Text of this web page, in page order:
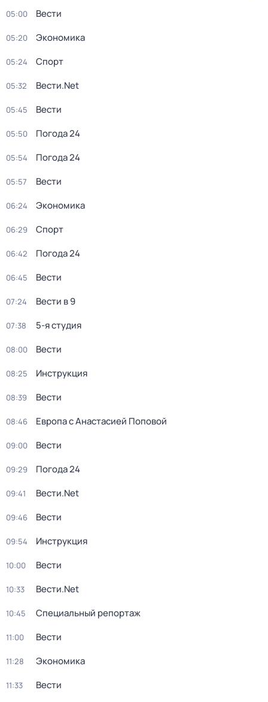
05:00 Вести
05:20 Экономика
05:24 Спорт
05:32 Вести.Net
05:45 Вести
05:50 Погода 24
05:54 Погода 24
05:57 Вести
06:24 Экономика
06:29 Спорт
06:42 Погода 24
06:45 Вести
07:24 Вести в 9
07:38 5-я студия
08:00 Вести
08:25 Инструкция
08:39 Вести
08:46 Европа с Анастасией Поповой
09:00 Вести
09:29 Погода 24
09:41 Вести.Net
09:46 Вести
09:54 Инструкция
10:00 Вести
10:33 Вести.Net
10:45 Специальный репортаж
11:00 Вести
11:28 Экономика
11:33 Вести